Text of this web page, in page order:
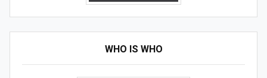
WHO IS WHO